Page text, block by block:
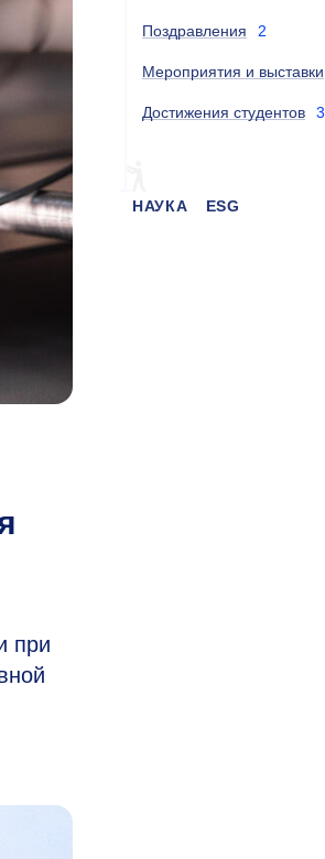
при
Поздравления 2
Мероприятия и выставки
Достижения студентов 3
НАУКА ESG